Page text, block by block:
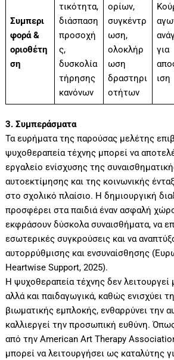
Συμπερι
φορά &
οριοθέτη
ση
τικότητα,
διάσπαση
προσοχή
ς,
δυσκολία
τήρησης
κανόνων
ορίων,
συγκέντρ
ωση,
ολοκλήρ
ωση
δραστηρι
οτήτων
για
ιση
3. Συμπεράσματα
Τα ευρήματα της παρούσας μελέτης
ψυχοθεραπεία τέχνης μπορεί να
εργαλείο ενίσχυσης της
αυτοεκτίμησης και της κοινωνικής
στο σχολικό πλαίσιο. Η δημιουργική
προσφέρει στα παιδιά έναν ασφαλή
εκφράσουν δύσκολα συναισθήματα, να
εσωτερικές συγκρούσεις και να
αυτορρύθμισης και ενσυναίσθησης
Heartwise Support, 2025).
Η ψυχοθεραπεία τέχνης δεν λειτουργεί
αλλά και παιδαγωγικά, καθώς ενισχύει
βιωματικής εμπλοκής, ενθαρρύνει την
καλλιεργεί την προσωπική ευθύνη.
από την American Art Therapy
μπορεί να λειτουργήσει ως καταλύτης